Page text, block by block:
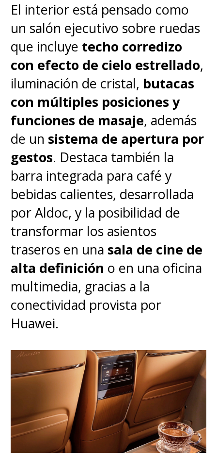
El interior está pensado como
un salón ejecutivo sobre ruedas
que incluye techo corredizo
con efecto de cielo estrellado,
iluminación de cristal, butacas
con múltiples posiciones y
funciones de masaje, además
de un sistema de apertura por
gestos. Destaca también la
barra integrada para café y
bebidas calientes, desarrollada
por Aldoc, y la posibilidad de
transformar los asientos
traseros en una sala de cine de
alta definición o en una oficina
multimedia, gracias a la
conectividad provista por
Huawei.